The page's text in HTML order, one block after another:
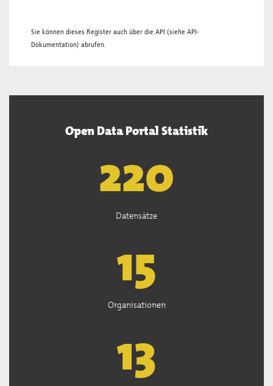
Sie können dieses Register auch über die API (siehe API-
Dokumentation) abrufen.
Open Data Portal Statistik
222
Datensätze
15
Organisationen
13